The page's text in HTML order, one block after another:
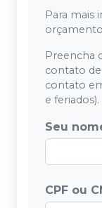
Para mais
orçamento
Preencha
contato
contato
e feriados).
Seu
CPF ou